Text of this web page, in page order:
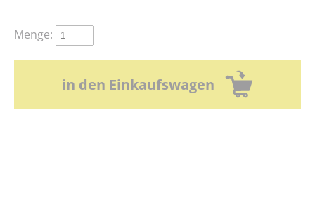
Menge:
in den Einkaufswagen